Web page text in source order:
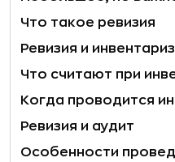
Что такое ревизия
Ревизия и
Что считают при
Когда проводится
Ревизия и аудит
Особенности